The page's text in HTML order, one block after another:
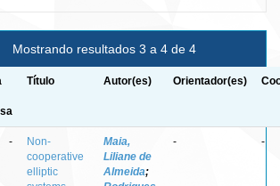
Mostrando resultados 3 a 4 de 4
Título Autor(es) Orientador(es)
-
Non-
cooperative
elliptic
Maia,
Liliane de
Almeida;
- -